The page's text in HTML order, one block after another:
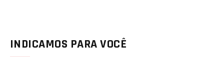
INDICAMOS PARA VOCÊ